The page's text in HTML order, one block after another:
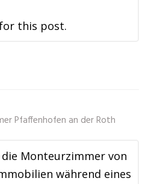
this post.
Pfaffenhofen an der Roth
die Monteurzimmer von
während eines